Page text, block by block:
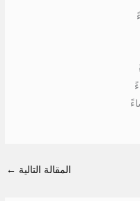
المقالة التالية ←